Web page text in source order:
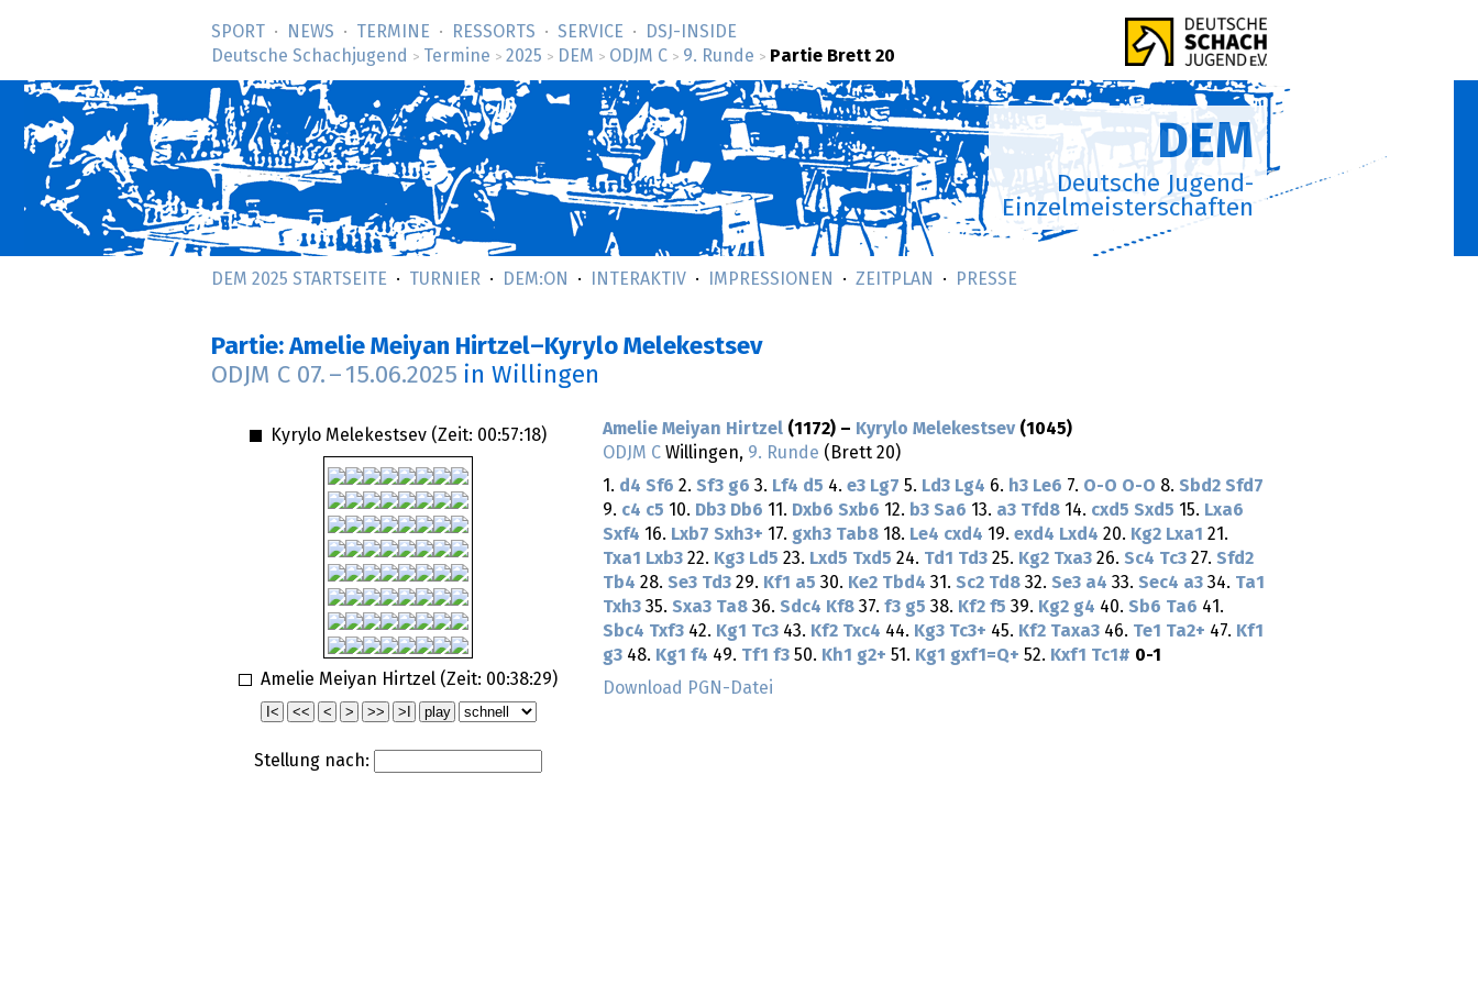
SPORT NEWS TERMINE RESSORTS SERVICE
DSJ-­INSIDE
Deutsche Schachjugend
> Termine > 2025 > DEM > ODJM C > 9. Runde > Partie Brett 20
DEM
Deutsche Jugend-
Einzelmeisterschaften
DEM 2025 STARTSEITE TURNIER DEM:ON INTERAKTIV IMPRESSIONEN ZEITPLAN PRESSE
Partie: Amelie Meiyan Hirtzel–Kyrylo Melekestsev
ODJM C 07. – 15.06.2025 in Willingen
Kyrylo Melekestsev (Zeit: 00:57:18)
Amelie Meiyan Hirtzel (Zeit: 00:38:29)
Stellung nach:
Amelie Meiyan Hirtzel (1172) – Kyrylo Melekestsev (1045)
ODJM C Willingen, 9. Runde (Brett 20)
1. d4 Sf6 2. Sf3 g6 3. Lf4 d5 4. e3 Lg7 5. Ld3 Lg4 6. h3 Le6 7. O-O O-O 8. Sbd2 Sfd7
9. c4 c5 10. Db3 Db6 11. Dxb6 Sxb6 12. b3 Sa6 13. a3 Tfd8 14. cxd5 Sxd5 15. Lxa6
Sxf4 16. Lxb7 Sxh3+ 17. gxh3 Tab8 18. Le4 cxd4 19. exd4 Lxd4 20. Kg2 Lxa1 21.
Txa1
Lxb3 22. Kg3 Ld5 23. Lxd5 Txd5 24. Td1 Td3 25. Kg2 Txa3 26. Sc4 Tc3 27. Sfd2
Tb4 28. Se3 Td3 29. Kf1 a5 30. Ke2 Tbd4 31. Sc2 Td8 32. Se3 a4 33. Sec4 a3 34. Ta1
Txh3 35. Sxa3 Ta8 36. Sdc4 Kf8 37. f3 g5 38. Kf2 f5 39. Kg2 g4 40. Sb6 Ta6 41.
Sbc4 Txf3 42. Kg1 Tc3 43. Kf2 Txc4 44. Kg3 Tc3+ 45. Kf2 Taxa3 46. Te1 Ta2+ 47. Kf1
g3 48. Kg1 f4 49. Tf1 f3 50. Kh1 g2+ 51. Kg1 gxf1=Q+ 52. Kxf1 Tc1# 0-1
Download PGN-Datei